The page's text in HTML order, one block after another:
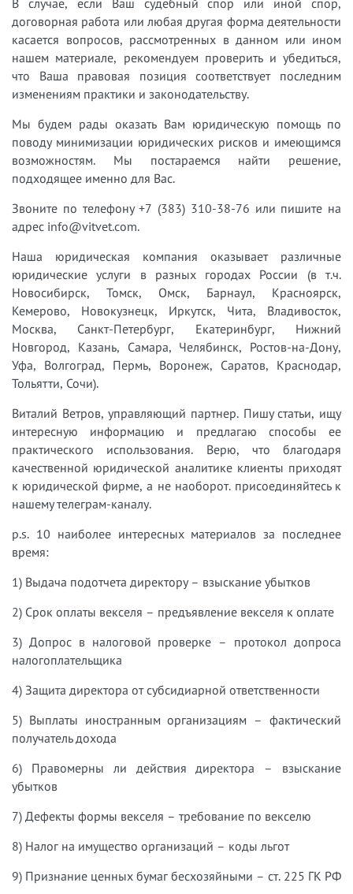
договорная работа или любая другая форма деятельности
касается вопросов, рассмотренных в данном или ином
нашем материале, рекомендуем проверить и убедиться,
что Ваша правовая позиция соответствует последним
изменениям практики и законодательству.
Мы будем рады оказать Вам юридическую помощь по
поводу минимизации юридических рисков и имеющимся
возможностям. Мы постараемся найти решение,
подходящее именно для Вас.
Звоните по телефону +7 (383) 310-38-76 или пишите на
адрес info@vitvet.com.
Наша юридическая компания оказывает различные
юридические услуги в разных городах России (в т.ч.
Новосибирск, Томск, Омск, Барнаул, Красноярск,
Кемерово, Новокузнецк, Иркутск, Чита, Владивосток,
Москва, Санкт-Петербург, Екатеринбург, Нижний
Новгород, Казань, Самара, Челябинск, Ростов-на-Дону,
Уфа, Волгоград, Пермь, Воронеж, Саратов, Краснодар,
Тольятти, Сочи).
Виталий Ветров, управляющий партнер. Пишу статьи, ищу
интересную информацию и предлагаю способы ее
практического использования. Верю, что благодаря
качественной юридической аналитике клиенты приходят
к юридической фирме, а не наоборот. присоединяйтесь к
нашему телеграм-каналу.
p.s. 10 наиболее интересных материалов за последнее
время:
1) Выдача подотчета директору – взыскание убытков
2) Срок оплаты векселя – предъявление векселя к оплате
3) Допрос в налоговой проверке – протокол допроса
налогоплательщика
4) Защита директора от субсидиарной ответственности
5) Выплаты иностранным организациям – фактический
получатель дохода
6) Правомерны ли действия директора – взыскание
убытков
7) Дефекты формы векселя – требование по векселю
8) Налог на имущество организаций – коды льгот
9) Признание ценных бумаг бесхозяйными – ст. 225 ГК РФ